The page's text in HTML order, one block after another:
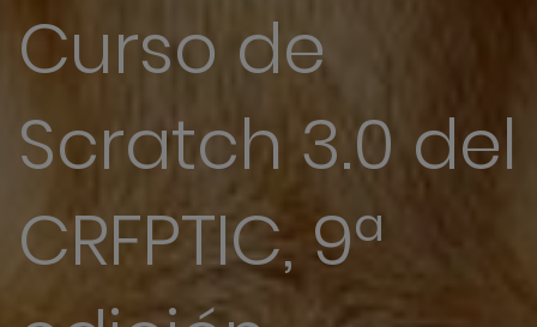
Curso de
Scratch 3.0 del
CRFPTIC, 9ª